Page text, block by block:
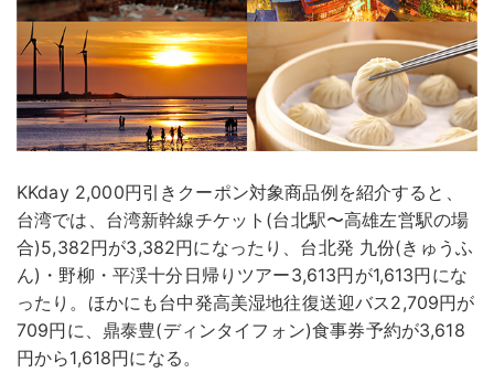
KKday 2,000円引きクーポン対象商品例を紹介すると、
台湾では、台湾新幹線チケット(台北駅〜高雄左営駅の場
合)5,382円が3,382円になったり、台北発 九份(きゅうふ
ん)・野柳・平渓十分日帰りツアー3,613円が1,613円にな
ったり。ほかにも台中発高美湿地往復送迎バス2,709円が
709円に、鼎泰豊(ディンタイフォン)食事券予約が3,618
円から1,618円になる。